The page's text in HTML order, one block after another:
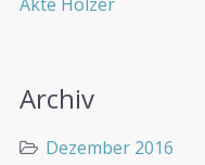
Akte Holzer
Archiv
Dezember 2016